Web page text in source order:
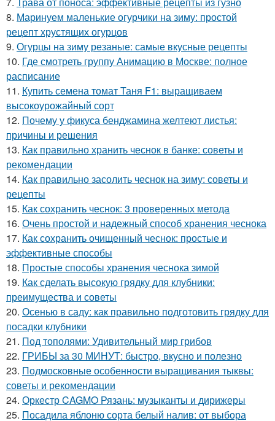
8. Маринуем маленькие огурчики на зиму: простой
рецепт хрустящих огурцов
9. Огурцы на зиму резаные: самые вкусные рецепты
10. Где смотреть группу Анимацию в Москве: полное
расписание
11. Купить семена томат Таня F1: выращиваем
высокоурожайный сорт
12. Почему у фикуса бенджамина желтеют листья:
причины и решения
13. Как правильно хранить чеснок в банке: советы и
рекомендации
14. Как правильно засолить чеснок на зиму: советы и
рецепты
15. Как сохранить чеснок: 3 проверенных метода
16. Очень простой и надежный способ хранения чеснока
17. Как сохранить очищенный чеснок: простые и
эффективные способы
18. Простые способы хранения чеснока зимой
19. Как сделать высокую грядку для клубники:
преимущества и советы
20. Осенью в саду: как правильно подготовить грядку для
посадки клубники
21. Под тополями: Удивительный мир грибов
22. ГРИБЫ за 30 МИНУТ: быстро, вкусно и полезно
23. Подмосковные особенности выращивания тыквы:
советы и рекомендации
24. Оркестр CAGMO Рязань: музыканты и дирижеры
25. Посадила яблоню сорта белый налив: от выбора